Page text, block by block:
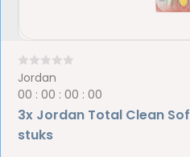
Jordan
00 :00 :00 :00
3x Jordan Total Clean
stuks